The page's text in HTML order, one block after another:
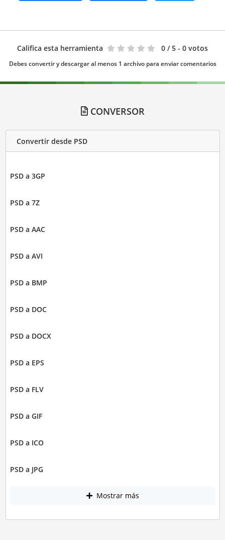
Califica esta herramienta 0 / 5 - 0 votos
Debes convertir y descargar al menos 1 archivo para enviar comentarios
CONVERSOR
Convertir desde PSD
PSD a 3GP
PSD a 7Z
PSD a AAC
PSD a AVI
PSD a BMP
PSD a DOC
PSD a DOCX
PSD a EPS
PSD a FLV
PSD a GIF
PSD a ICO
PSD a JPG
Mostrar más